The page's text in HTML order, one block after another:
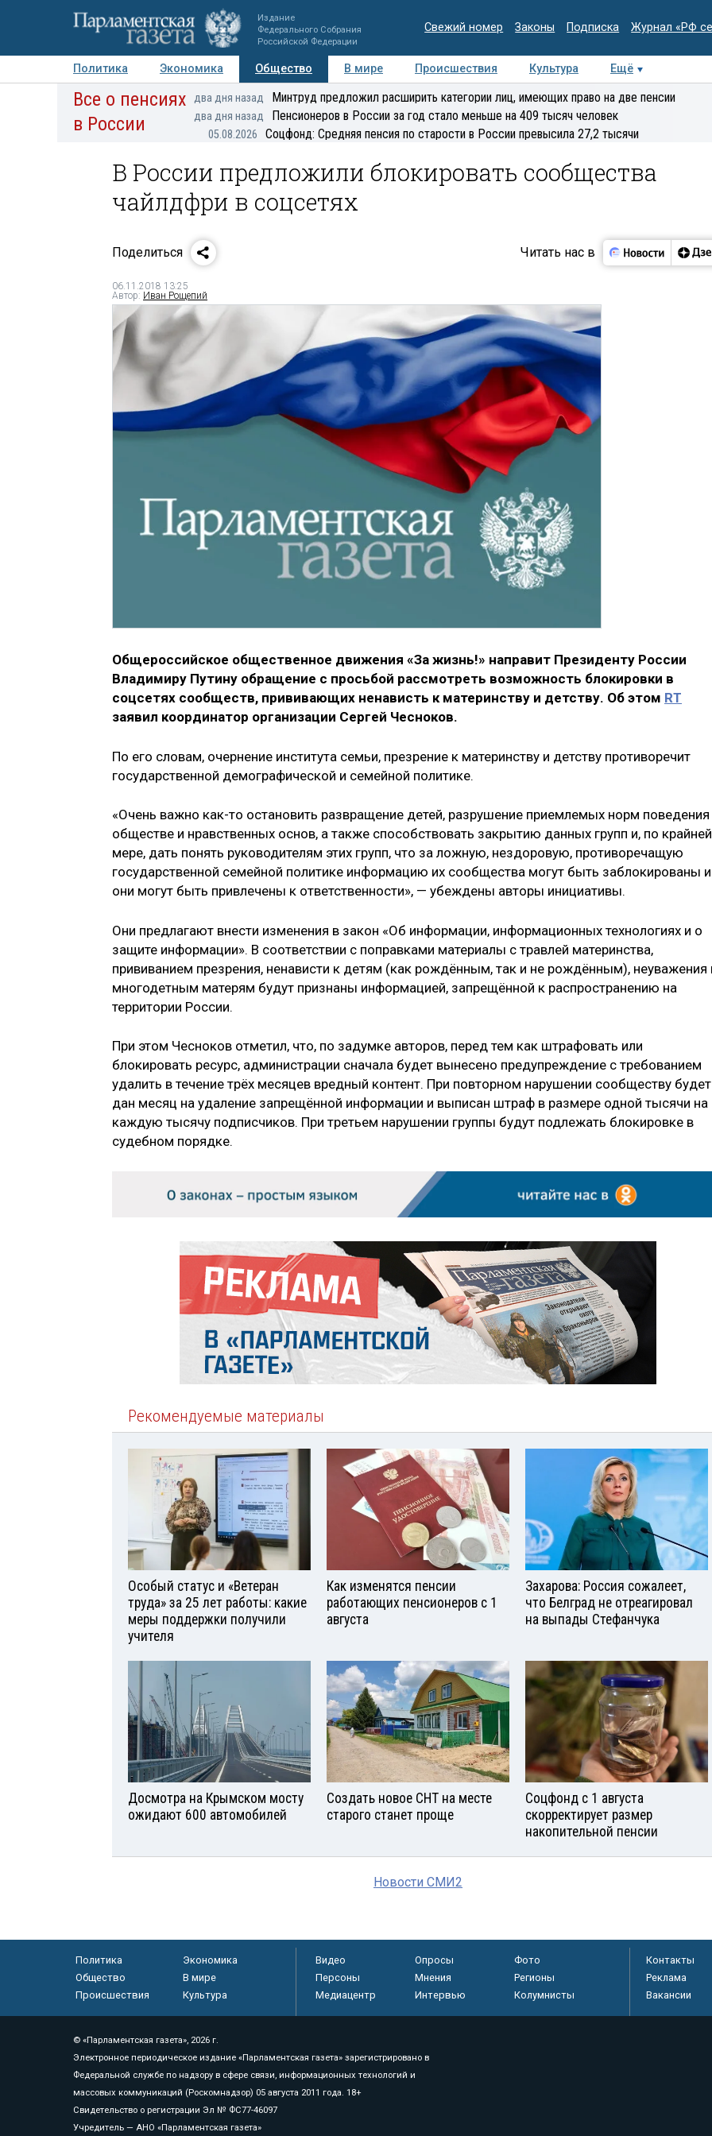
Издание
Федерального Собрания
Российской Федерации
Свежий номер Законы Подписка Журнал «РФ
Политика Экономика Общество В мире Происшествия Культура
Ещё
Авторы Персоны Мнения Регионы Медиацентр Интервью Колумнисты
Все о пенсиях
в России
два дня назад Минтруд предложил расширить категории лиц, имеющих право на две пенсии
два дня назад Пенсионеров в России за год стало меньше на 409 тысяч человек
05.08.2026 Соцфонд: Средняя пенсия по старости в России превысила 27,2 тысячи
В России предложили блокировать сообщества
чайлдфри в соцсетях
Поделиться Читать нас в
06.11.2018 13:25
Автор: Иван Рощепий
Общероссийское общественное движения «За жизнь!» направит Президенту России
Владимиру Путину обращение с просьбой рассмотреть возможность блокировки в
соцсетях сообществ, прививающих ненависть к материнству и детству. Об этом RT
заявил координатор организации Сергей Чесноков.
По его словам, очернение института семьи, презрение к материнству и детству противоречит
государственной демографической и семейной политике.
«Очень важно как-то остановить развращение детей, разрушение приемлемых норм поведения
обществе и нравственных основ, а также способствовать закрытию данных групп и, по крайней
мере, дать понять руководителям этих групп, что за ложную, нездоровую, противоречащую
государственной семейной политике информацию их сообщества могут быть заблокированы и
они могут быть привлечены к ответственности», — убеждены авторы инициативы.
Они предлагают внести изменения в закон «Об информации, информационных технологиях и о
защите информации». В соответствии с поправками материалы с травлей материнства,
прививанием презрения, ненависти к детям (как рождённым, так и не рождённым), неуважения
многодетным матерям будут признаны информацией, запрещённой к распространению на
территории России.
При этом Чесноков отметил, что, по задумке авторов, перед тем как штрафовать или
блокировать ресурс, администрации сначала будет вынесено предупреждение с требованием
удалить в течение трёх месяцев вредный контент. При повторном нарушении сообществу будет
дан месяц на удаление запрещённой информации и выписан штраф в размере одной тысячи на
каждую тысячу подписчиков. При третьем нарушении группы будут подлежать блокировке в
судебном порядке.
Рекомендуемые материалы
Особый статус и «Ветеран
труда» за 25 лет работы: какие
меры поддержки получили
учителя
Как изменятся пенсии
работающих пенсионеров с 1
августа
Захарова: Россия сожалеет,
что Белград не отреагировал
на выпады Стефанчука
Досмотра на Крымском мосту
ожидают 600 автомобилей
Создать новое СНТ на месте
старого станет проще
Соцфонд с 1 августа
скорректирует размер
накопительной пенсии
Новости СМИ2
Политика
Экономика
Общество
В мире
Происшествия
Культура
Видео Опросы
Фото
Персоны
Мнения
Регионы
Медиацентр
Интервью Колумнисты
Контакты
Реклама
Вакансии
© «Парламентская газета», 2026 г.
Электронное периодическое издание «Парламентская газета» зарегистрировано в
Федеральной службе по надзору в сфере связи, информационных технологий и
массовых коммуникаций (Роскомнадзор) 05 августа 2011 года. 18+
Свидетельство о регистрации Эл № ФС77-46097
Учредитель — АНО «Парламентская газета»